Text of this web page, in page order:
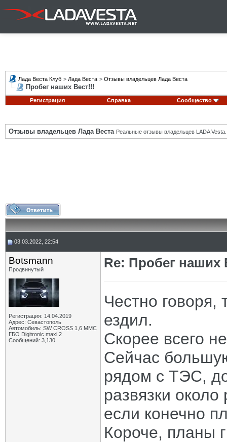
Лада Веста Клуб > Лада Веста > Отзывы владельцев Лада Веста
Пробег наших Вест!!!
Регистрация Справка Сообщество
Отзывы владельцев Лада Веста Реальные отзывы владельцев LADA Vesta.
03.03.2022, 22:54
Botsmann
Продвинутый
Регистрация: 14.04.2019
Адрес: Севастополь
Автомобиль: SW CROSS 1,6 ММС
ГБО Digitronic maxi 2
Сообщений: 3,130
Re: Пробег наших
Честно
ездил.
Скорее всего
Сейчас
рядом с ТЭС,
развязки
если конечно
Короче, планы